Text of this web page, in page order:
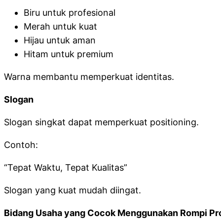
Biru untuk profesional
Merah untuk kuat
Hijau untuk aman
Hitam untuk premium
Warna membantu memperkuat identitas.
Slogan
Slogan singkat dapat memperkuat positioning.
Contoh:
“Tepat Waktu, Tepat Kualitas”
Slogan yang kuat mudah diingat.
Bidang Usaha yang Cocok Menggunakan Rompi